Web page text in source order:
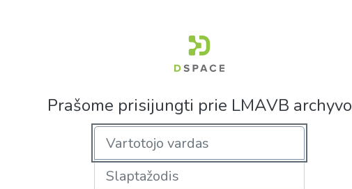
Prašome prisijungti prie LMAVB archyvo